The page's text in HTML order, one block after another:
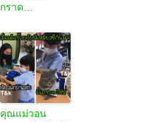
กราด…
คุณแม่วอน